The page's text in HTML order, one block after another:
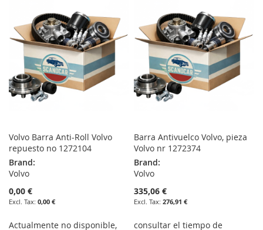
LIST
LIST
Volvo Barra Anti-Roll Volvo
repuesto no 1272104
Brand:
Volvo
0,00 €
0,00 €
Actualmente no disponible,
Barra Antivuelco Volvo, pieza
Volvo nr 1272374
Brand:
Volvo
335,06 €
276,91 €
consultar el tiempo de